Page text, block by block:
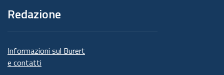
Redazione
Informazioni sul Burert
e contatti